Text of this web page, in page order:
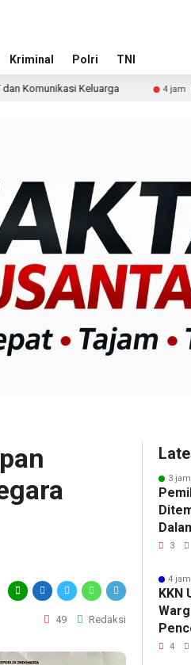
Kriminal Polri TNI
4 jam lalu KKN Undip
49 Redaksi
3
3
4
KKN
4